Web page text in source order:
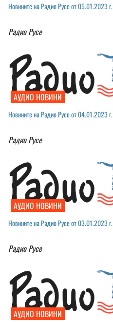
Новините на Радио Русе от 05.01.2023 г.
Радио Русе
АУДИО НОВИНИ
Новините на Радио Русе от 04.01.2023 г.
Радио Русе
АУДИО НОВИНИ
Новините на Радио Русе от 03.01.2023 г.
Радио Русе
АУДИО НОВИНИ